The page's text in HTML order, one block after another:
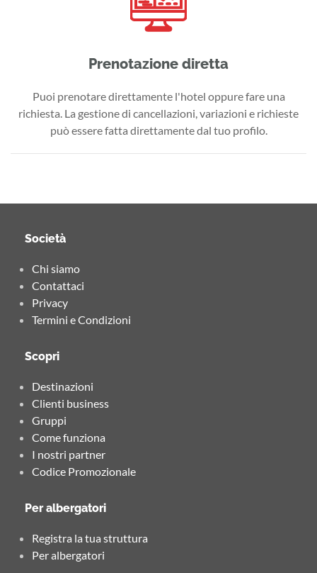
Prenotazione diretta
Puoi prenotare direttamente l'hotel oppure fare una
richiesta. La gestione di cancellazioni, variazioni e richieste
può essere fatta direttamente dal tuo profilo.
Società
Chi siamo
Contattaci
Privacy
Termini e Condizioni
Scopri
Destinazioni
Clienti business
Gruppi
Come funziona
I nostri partner
Codice Promozionale
Per albergatori
Registra la tua struttura
Per albergatori